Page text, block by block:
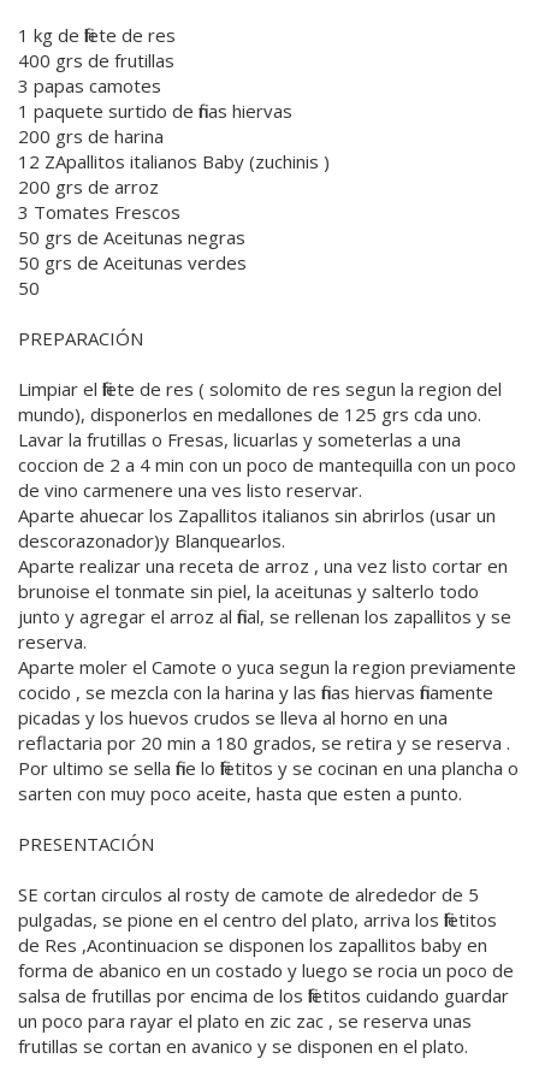
1 kg de filete de res
400 grs de frutillas
3 papas camotes
1 paquete surtido de finas hiervas
200 grs de harina
12 ZApallitos italianos Baby (zuchinis )
200 grs de arroz
3 Tomates Frescos
50 grs de Aceitunas negras
50 grs de Aceitunas verdes
50
PREPARACIÓN
Limpiar el filete de res ( solomito de res segun la region del
mundo), disponerlos en medallones de 125 grs cda uno.
Lavar la frutillas o Fresas, licuarlas y someterlas a una
coccion de 2 a 4 min con un poco de mantequilla con un poco
de vino carmenere una ves listo reservar.
Aparte ahuecar los Zapallitos italianos sin abrirlos (usar un
descorazonador)y Blanquearlos.
Aparte realizar una receta de arroz , una vez listo cortar en
brunoise el tonmate sin piel, la aceitunas y salterlo todo
junto y agregar el arroz al final, se rellenan los zapallitos y se
reserva.
Aparte moler el Camote o yuca segun la region previamente
cocido , se mezcla con la harina y las finas hiervas finamente
picadas y los huevos crudos se lleva al horno en una
reflactaria por 20 min a 180 grados, se retira y se reserva .
Por ultimo se sella fine lo filetitos y se cocinan en una plancha o
sarten con muy poco aceite, hasta que esten a punto.
PRESENTACIÓN
SE cortan circulos al rosty de camote de alrededor de 5
pulgadas, se pione en el centro del plato, arriva los filetitos
de Res ,Acontinuacion se disponen los zapallitos baby en
forma de abanico en un costado y luego se rocia un poco de
salsa de frutillas por encima de los filetitos cuidando guardar
un poco para rayar el plato en zic zac , se reserva unas
frutillas se cortan en avanico y se disponen en el plato.